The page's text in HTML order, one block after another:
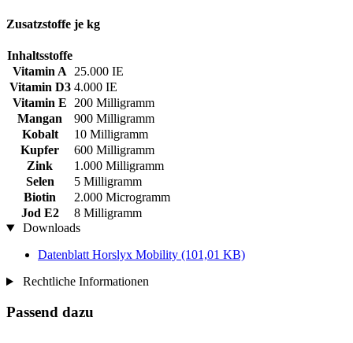
Zusatzstoffe je kg
Inhaltsstoffe
Vitamin A
25.000 IE
Vitamin D3 4.000 IE
Vitamin E
200 Milligramm
Mangan
900 Milligramm
Kobalt
10 Milligramm
Kupfer
600 Milligramm
Zink
1.000 Milligramm
Selen
5 Milligramm
Biotin
2.000 Microgramm
Jod E2
8 Milligramm
Downloads
Datenblatt Horslyx Mobility (101,01 KB)
Rechtliche Informationen
Passend dazu